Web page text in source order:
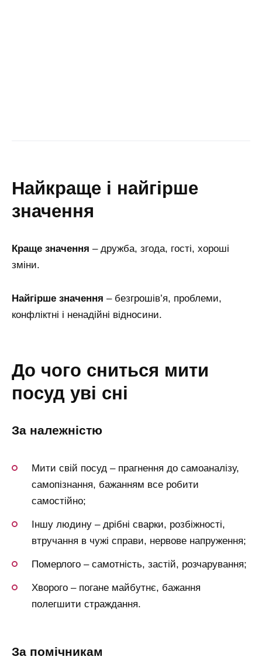
найкраще і найгірше
значення
Краще значення – дружба, згода, гості, хороші
зміни.
Найгірше значення – безгрошів’я, проблеми,
конфліктні і ненадійні відносини.
до чого сниться мити
посуд уві сні
за належністю
Мити свій посуд – прагнення до самоаналізу,
самопізнання, бажанням все робити
самостійно;
Іншу людину – дрібні сварки, розбіжності,
втручання в чужі справи, нервове напруження;
Померлого – самотність, застій, розчарування;
Хворого – погане майбутнє, бажання
полегшити страждання.
за помічникам